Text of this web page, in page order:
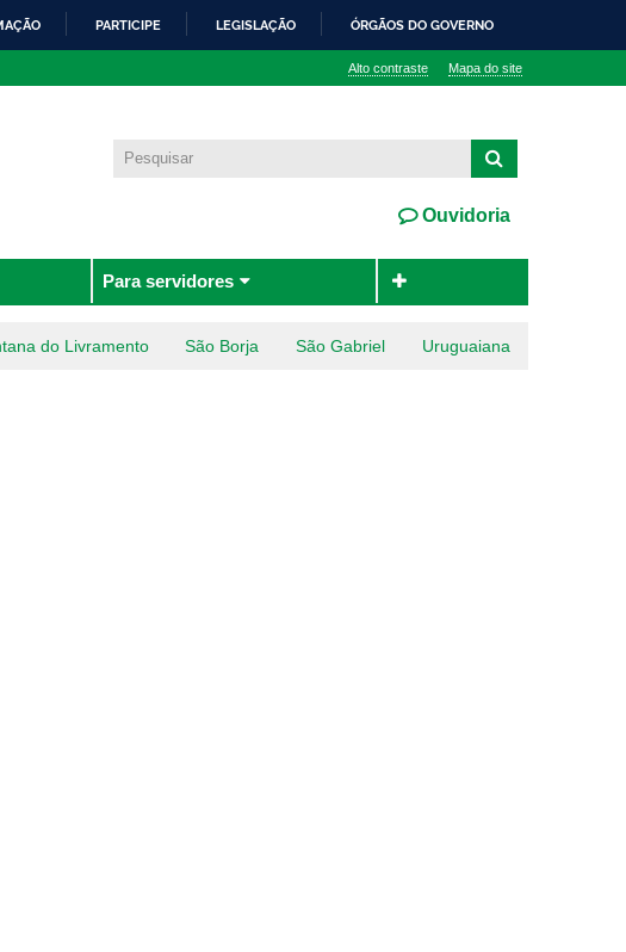
PARTICIPE LEGISLAÇÃO ÓRGÃOS DO GOVERNO
Alto contraste Mapa do site
Ouvidoria
Para servidores
do Livramento São Borja São Gabriel Uruguaiana